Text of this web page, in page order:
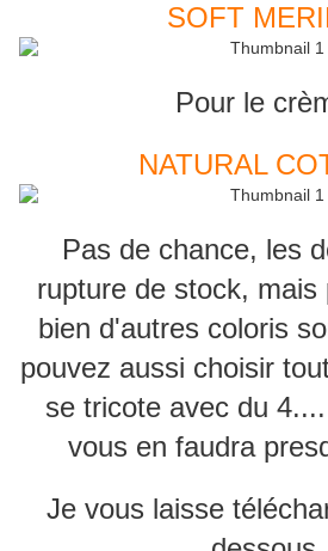
SOFT
Pour le
NATURAL
Pas de chance, les
rupture de stock, mais
bien d'autres coloris
pouvez aussi choisir
se tricote avec du
vous en faudra
Je vous laisse